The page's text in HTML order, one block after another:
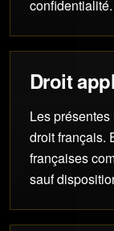
confidentialité.
Droit
Les
droit français.
françaises
sauf